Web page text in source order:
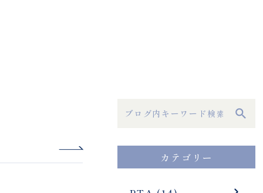
カテゴリー